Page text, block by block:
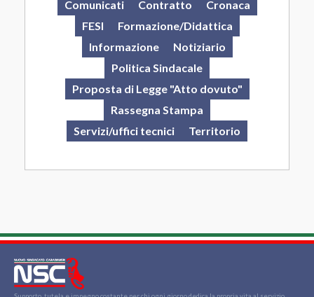
Comunicati
Contratto
Cronaca
FESI
Formazione/Didattica
Informazione
Notiziario
Politica Sindacale
Proposta di Legge "Atto dovuto"
Rassegna Stampa
Servizi/uffici tecnici
Territorio